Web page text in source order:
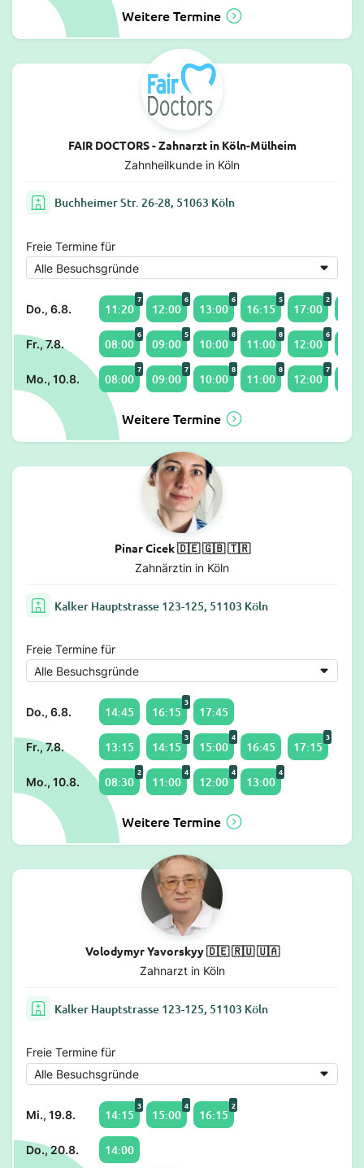
Weitere Termine
FAIR DOCTORS - Zahnarzt in Köln-Mülheim
Zahnheilkunde in Köln
Buchheimer Str. 26-28, 51063 Köln
Freie Termine für
Do., 6.8. 11:20
7
12:00
6
13:00
6
16:15
5
17:00
2
Fr., 7.8. 08:00
6
09:00
5
10:00
8
11:00
8
12:00
6
Mo., 10.8. 08:00
7
09:00
7
10:00
8
11:00
8
12:00
7
Weitere Termine
Pinar Cicek 🇩🇪 🇬🇧 🇹🇷
Zahnärztin in Köln
Kalker Hauptstrasse 123-125, 51103 Köln
Freie Termine für
Do., 6.8. 14:45 16:15
3
17:45
Fr., 7.8. 13:15 14:15
3
15:00
4
16:45 17:15
3
Mo., 10.8. 08:30
2
11:00
4
12:00
4
13:00
4
Weitere Termine
Volodymyr Yavorskyy 🇩🇪 🇷🇺 🇺🇦
Zahnarzt in Köln
Kalker Hauptstrasse 123-125, 51103 Köln
Freie Termine für
Mi., 19.8. 14:15
3
15:00
4
16:15
2
Do., 20.8. 14:00